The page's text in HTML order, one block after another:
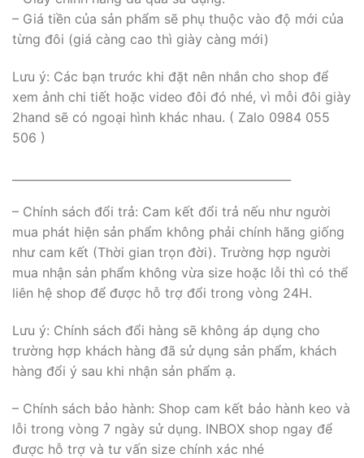
– Giá tiền của sản phẩm sẽ phụ thuộc vào độ mới của
từng đôi (giá càng cao thì giày càng mới)
Lưu ý: Các bạn trước khi đặt nên nhắn cho shop để
xem ảnh chi tiết hoặc video đôi đó nhé, vì mỗi đôi giày
2hand sẽ có ngoại hình khác nhau. ( Zalo 0984 055
506 )
– Chính sách đổi trả: Cam kết đổi trả nếu như người
mua phát hiện sản phẩm không phải chính hãng giống
như cam kết (Thời gian trọn đời). Trường hợp người
mua nhận sản phẩm không vừa size hoặc lỗi thì có thể
liên hệ shop để được hỗ trợ đổi trong vòng 24H.
Lưu ý: Chính sách đổi hàng sẽ không áp dụng cho
trường hợp khách hàng đã sử dụng sản phẩm, khách
hàng đổi ý sau khi nhận sản phẩm ạ.
– Chính sách bảo hành: Shop cam kết bảo hành keo và
lỗi trong vòng 7 ngày sử dụng. INBOX shop ngay để
được hỗ trợ và tư vấn size chính xác nhé